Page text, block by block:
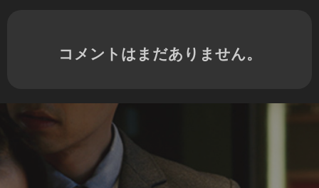
コメントはまだありません。